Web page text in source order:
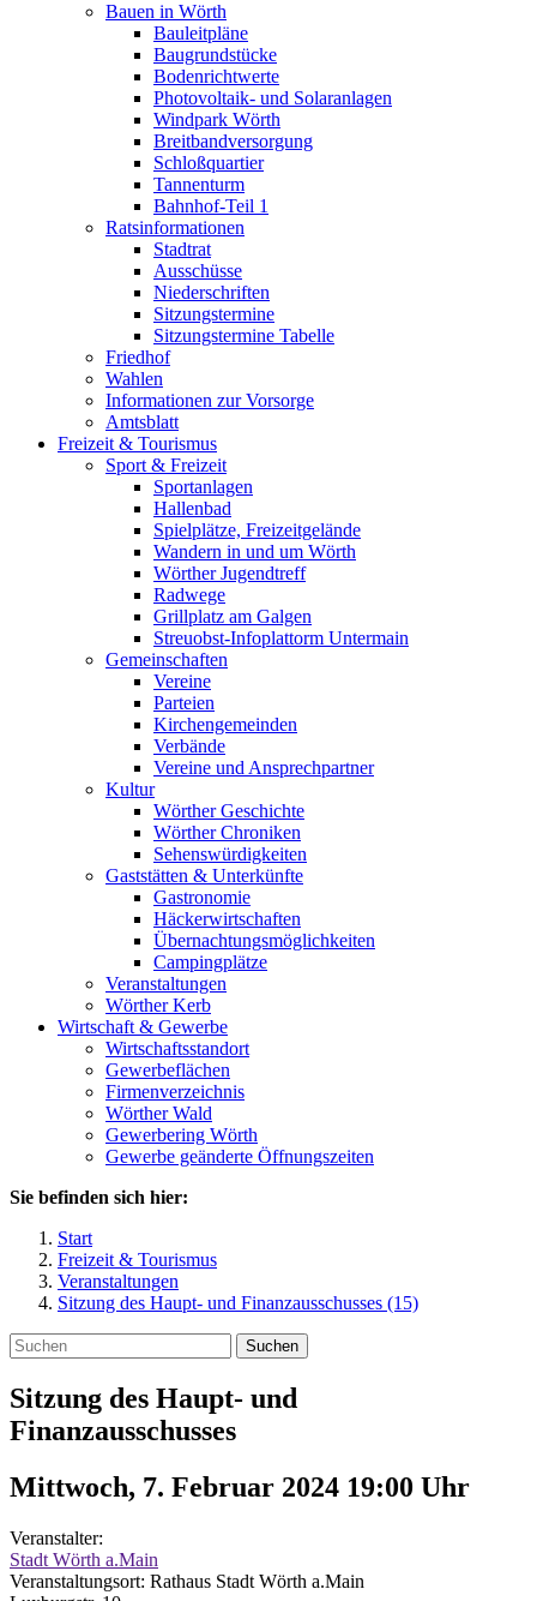
Bauen in Wörth
Bauleitpläne
Baugrundstücke
Bodenrichtwerte
Photovoltaik- und Solaranlagen
Windpark Wörth
Breitbandversorgung
Schloßquartier
Tannenturm
Bahnhof-Teil 1
Ratsinformationen
Stadtrat
Ausschüsse
Niederschriften
Sitzungstermine
Sitzungstermine Tabelle
Friedhof
Wahlen
Informationen zur Vorsorge
Amtsblatt
Freizeit & Tourismus
Sport & Freizeit
Sportanlagen
Hallenbad
Spielplätze, Freizeitgelände
Wandern in und um Wörth
Wörther Jugendtreff
Radwege
Grillplatz am Galgen
Streuobst-Infoplattorm Untermain
Gemeinschaften
Vereine
Parteien
Kirchengemeinden
Verbände
Vereine und Ansprechpartner
Kultur
Wörther Geschichte
Wörther Chroniken
Sehenswürdigkeiten
Gaststätten & Unterkünfte
Gastronomie
Häckerwirtschaften
Übernachtungsmöglichkeiten
Campingplätze
Veranstaltungen
Wörther Kerb
Wirtschaft & Gewerbe
Wirtschaftsstandort
Gewerbeflächen
Firmenverzeichnis
Wörther Wald
Gewerbering Wörth
Gewerbe geänderte Öffnungszeiten
Sie befinden sich hier:
Start
Freizeit & Tourismus
Veranstaltungen
Sitzung des Haupt- und Finanzausschusses (15)
Suchen
Sitzung des Haupt- und
Finanzausschusses
Mittwoch, 7. Februar 2024 19:00 Uhr
Veranstalter:
Stadt Wörth a.Main
Veranstaltungsort: Rathaus Stadt Wörth a.Main